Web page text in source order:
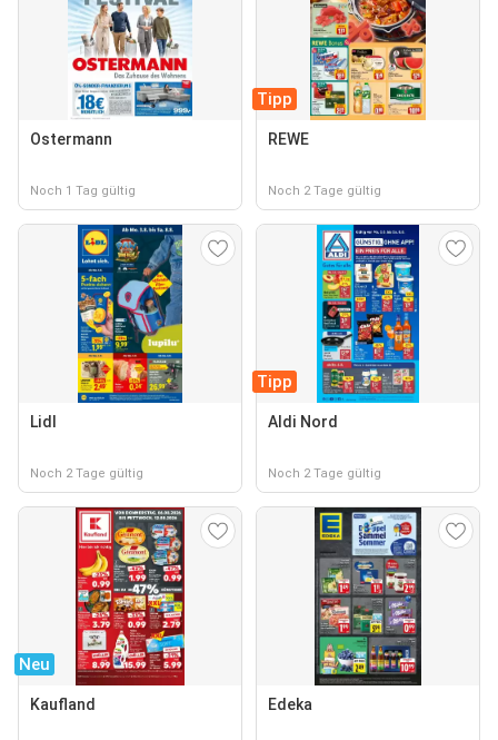
Ostermann
Noch 1 Tag gültig
Tipp
REWE
Noch 2 Tage gültig
Lidl
Noch 2 Tage gültig
Tipp
Aldi Nord
Noch 2 Tage gültig
Neu
Kaufland Edeka